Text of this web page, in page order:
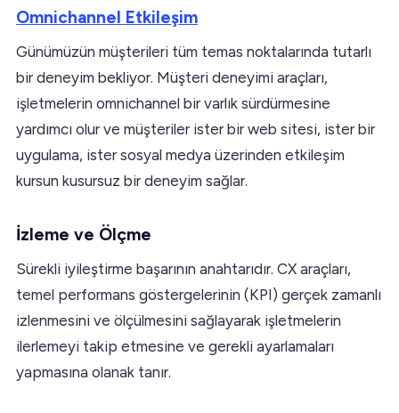
Omnichannel Etkileşim
Günümüzün müşterileri tüm temas noktalarında tutarlı
bir deneyim bekliyor. Müşteri deneyimi araçları,
işletmelerin omnichannel bir varlık sürdürmesine
yardımcı olur ve müşteriler ister bir web sitesi, ister bir
uygulama, ister sosyal medya üzerinden etkileşim
kursun kusursuz bir deneyim sağlar.
İzleme ve Ölçme
Sürekli iyileştirme başarının anahtarıdır. CX araçları,
temel performans göstergelerinin (KPI) gerçek zamanlı
izlenmesini ve ölçülmesini sağlayarak işletmelerin
ilerlemeyi takip etmesine ve gerekli ayarlamaları
yapmasına olanak tanır.